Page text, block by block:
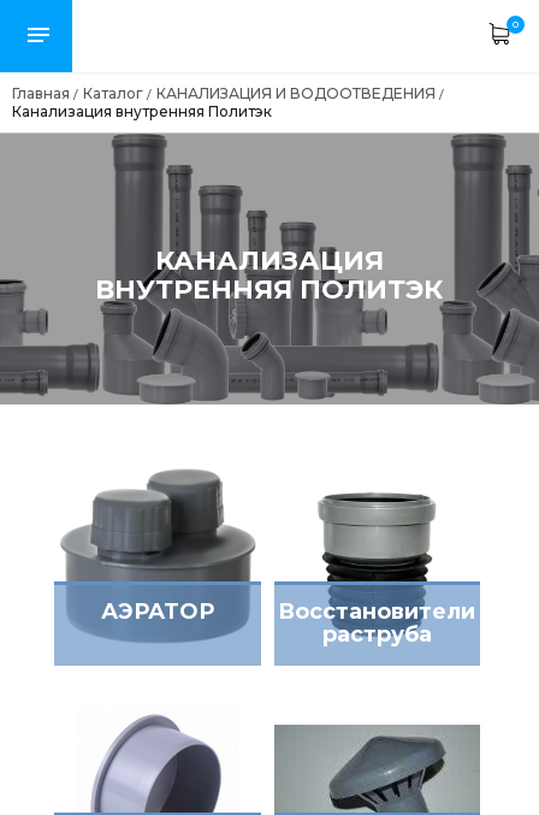
0
Главная / Каталог / КАНАЛИЗАЦИЯ И ВОДООТВЕДЕНИЯ /
Канализация внутренняя Политэк
КАНАЛИЗАЦИЯ
ВНУТРЕННЯЯ ПОЛИТЭК
АЭРАТОР
Восстановители
раструба